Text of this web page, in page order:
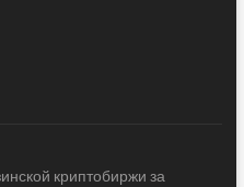
криптобиржи за